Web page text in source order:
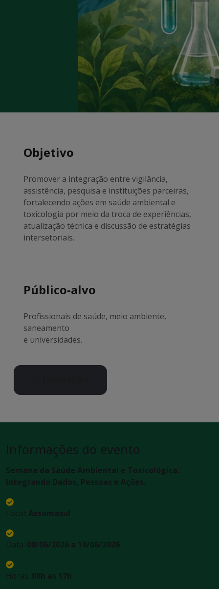
Objetivo
Promover a integração entre vigilância,
assistência, pesquisa e instituições parceiras,
fortalecendo ações em saúde ambiental e
toxicologia por meio da troca de experiências,
atualização técnica e discussão de estratégias
intersetoriais.
Público-alvo
Profissionais de saúde, meio ambiente,
saneamento
e universidades.
Informações do evento
Semana da Saúde Ambiental e Toxicológica:
Integrando Dados, Pessoas e Ações.
Local: Assomasul
Data: 08/06/2026 a 10/06/2026
Horas: 08h as 17h